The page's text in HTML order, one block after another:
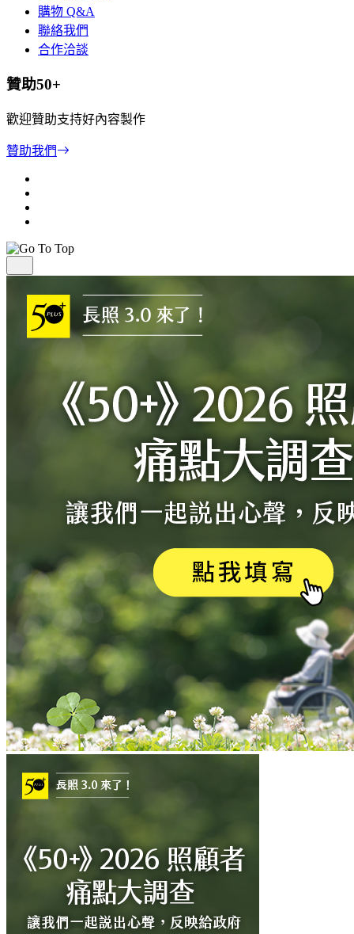
購物 Q&A
聯絡我們
合作洽談
贊助50+
歡迎贊助支持好內容製作
贊助我們